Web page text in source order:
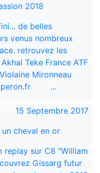
2018
de belles
venus nombreux
retrouvez les
Teke France ATF
Mironneau
...
15 Septembre 2017
un cheval en or
replay sur C8 "William
Gissarg futur